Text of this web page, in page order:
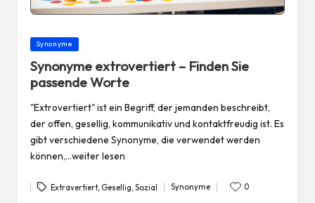
Posted
Synonyme
Synonyme extrovertiert – Finden Sie
passende Worte
"Extrovertiert" ist ein Begriff, der jemanden beschreibt,
der offen, gesellig, kommunikativ und kontaktfreudig ist. Es
gibt verschiedene Synonyme, die verwendet werden
können,…weiter lesen
Tags: Extravertiert, Gesellig ,Sozial
Posted
Synonyme 0